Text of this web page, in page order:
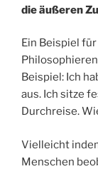
die äußeren
Ein Beispiel
Beispiel: Ich
aus. Ich sitze
Durchreise.
Vielleicht
Menschen